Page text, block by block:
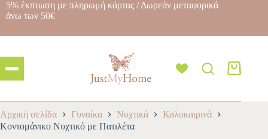
5% έκπτωση με πληρωμή κάρτας / Δωρεάν μεταφορικά
άνω των 50€
Αρχική σελίδα Γυναίκα Νυχτικά
Καλοκαιρινά
Κοντομάνικο Νυχτικό με Πατιλέτα